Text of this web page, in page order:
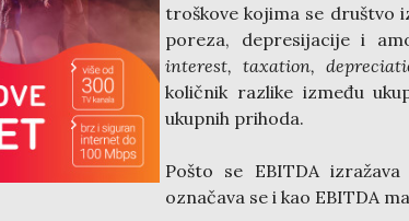
troškove kojima se društvo
poreza, depresijacije i
interest, taxation,
količnik razlike između
ukupnih prihoda.
Pošto se EBITDA
označava se i kao EBITDA